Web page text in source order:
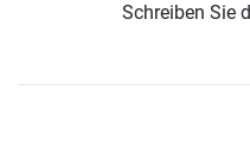
Schreiben Sie